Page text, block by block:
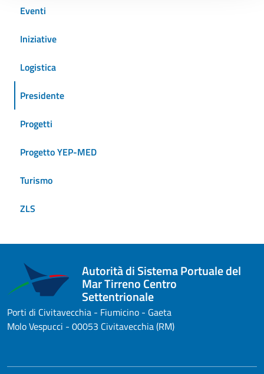
Eventi
Iniziative
Logistica
Presidente
Progetti
Progetto YEP-MED
Turismo
ZLS
Autorità di Sistema Portuale del
Mar Tirreno Centro
Settentrionale
Porti di Civitavecchia - Fiumicino - Gaeta
Molo Vespucci - 00053 Civitavecchia (RM)